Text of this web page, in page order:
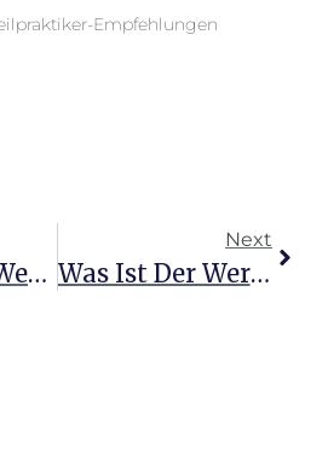
Empfehlungen
Kosten Und Wert: Eine Stunde Heilpraktiker Psychotherapie
Next
Was Ist Der Wert Einer Stunde Heilpraktiker-Psychotherapie?